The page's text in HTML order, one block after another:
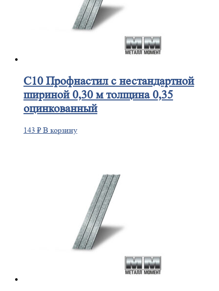
С10Профнастил с нестандартной
шириной 0,30 м толщина 0,35
оцинкованный
143 ₽ В корзину